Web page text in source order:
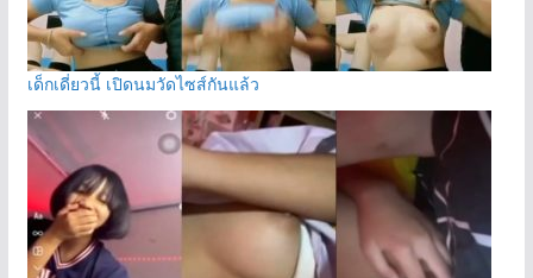
เด็กเดี่ยวนี้ เปิดนมวัดไซส์กันแล้ว